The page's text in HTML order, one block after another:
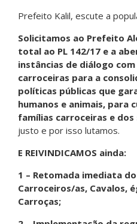
Prefeito Kalil, escute a
Solicitamos ao Prefeito
total ao PL 142/17 e a
instâncias de diálogo
carroceiras para a
políticas públicas que
humanos e animais, para
famílias carroceiras e dos
justo e por isso lutamos.
E REIVINDICAMOS ainda:
1 – Retomada imediata
Carroceiros/as, Cavalos,
Carroças;